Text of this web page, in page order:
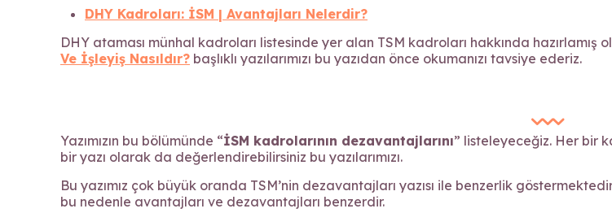
DHY Kadroları: İSM | Avantajları Nelerdir?
DHY ataması münhal kadroları listesinde yer alan TSM kadroları hakkında hazırlamış
Ve İşleyiş Nasıldır? başlıklı yazılarımızı bu yazıdan önce okumanızı tavsiye ederiz.
Yazımızın bu bölümünde “İSM kadrolarının dezavantajlarını” listeleyeceğiz. Her bir
bir yazı olarak da değerlendirebilirsiniz bu yazılarımızı.
Bu yazımız çok büyük oranda TSM’nin dezavantajları yazısı ile benzerlik
bu nedenle avantajları ve dezavantajları benzerdir.